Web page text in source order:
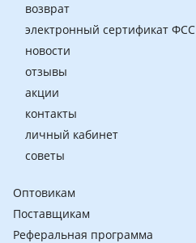
возврат
электронный сертификат ФСС
новости
отзывы
акции
контакты
личный кабинет
советы
Оптовикам
Поставщикам
Реферальная программа